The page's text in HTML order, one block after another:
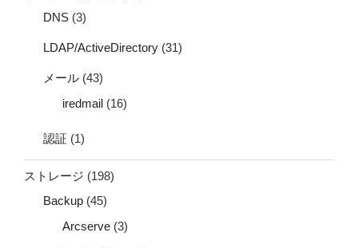
DNS (3)
LDAP/ActiveDirectory (31)
メール (43)
iredmail (16)
認証 (1)
ストレージ (198)
Backup (45)
Arcserve (3)